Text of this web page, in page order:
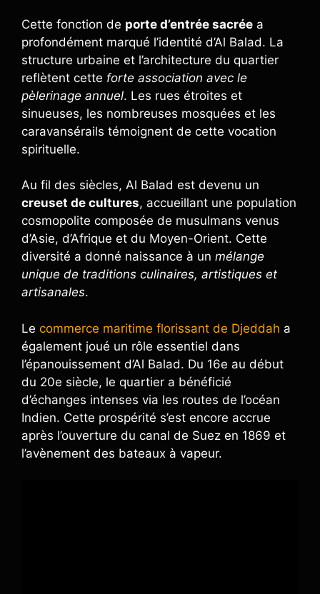
Cette fonction de porte d’entrée sacrée a
profondément marqué l’identité d’Al Balad. La
structure urbaine et l’architecture du quartier
reflètent cette forte association avec le
pèlerinage annuel. Les rues étroites et
sinueuses, les nombreuses mosquées et les
caravansérails témoignent de cette vocation
spirituelle.
Au fil des siècles, Al Balad est devenu un
creuset de cultures, accueillant une population
cosmopolite composée de musulmans venus
d’Asie, d’Afrique et du Moyen-Orient. Cette
diversité a donné naissance à un mélange
unique de traditions culinaires, artistiques et
artisanales.
Le commerce maritime florissant de Djeddah a
également joué un rôle essentiel dans
l’épanouissement d’Al Balad. Du 16e au début
du 20e siècle, le quartier a bénéficié
d’échanges intenses via les routes de l’océan
Indien. Cette prospérité s’est encore accrue
après l’ouverture du canal de Suez en 1869 et
l’avènement des bateaux à vapeur.